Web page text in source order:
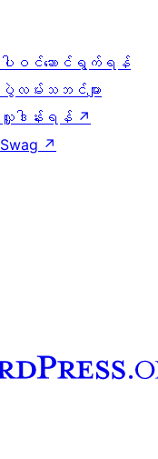
ပါဝင်ဆောင်ရွက်ရန်
ပွဲလမ်းသဘင်များ
လှူဒါန်းရန် ↗
Swag ↗